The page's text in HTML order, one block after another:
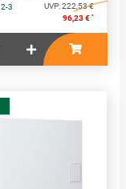
2-3
UVP:222,53 €
96,23 € *